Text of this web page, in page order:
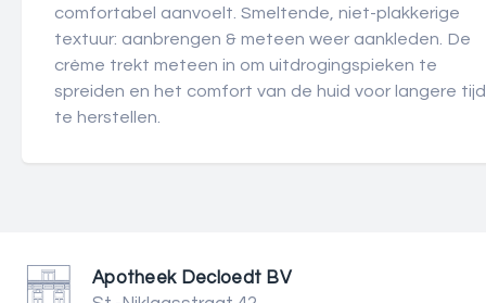
comfortabel aanvoelt. Smeltende, niet-plakkerige
textuur: aanbrengen & meteen weer aankleden. De
crème trekt meteen in om uitdrogingspieken te
spreiden en het comfort van de huid voor langere tijd
te herstellen.
Apotheek Decloedt BV